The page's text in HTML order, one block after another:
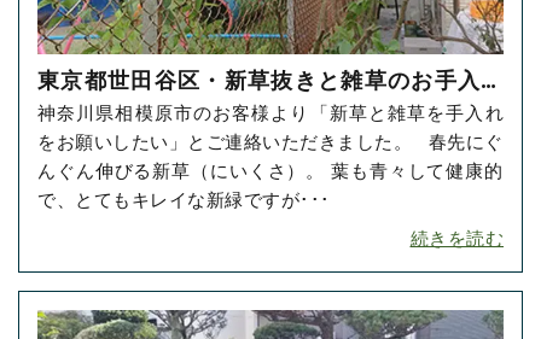
東京都世田谷区・新草抜きと雑草のお手入れ
をご依頼いただきました！
神奈川県相模原市のお客様より「新草と雑草を手入れ
をお願いしたい」とご連絡いただきました。 春先にぐ
んぐん伸びる新草（にいくさ）。 葉も青々して健康的
で、とてもキレイな新緑ですが･･･
続きを読む